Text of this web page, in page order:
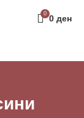
0 0 ден